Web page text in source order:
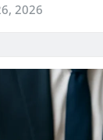
2026